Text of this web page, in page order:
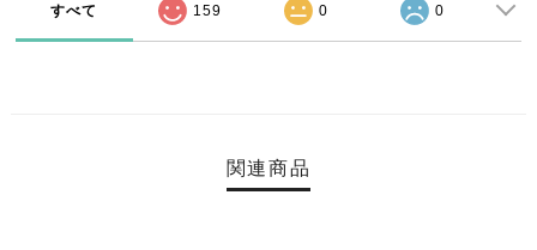
すべて 159 0 0
関連商品